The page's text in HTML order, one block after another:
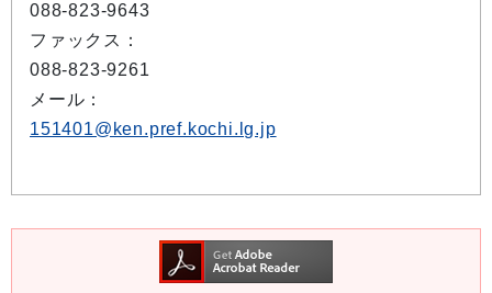
088-823-9643
ファックス：
088-823-9261
メール：
151401@ken.pref.kochi.lg.jp